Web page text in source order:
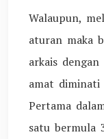
Walaupun,
aturan maka
arkais
amat diminati
Pertama
satu bermula